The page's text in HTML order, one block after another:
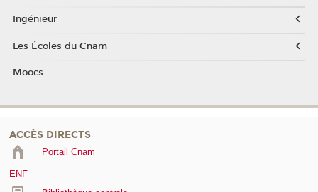
Ingénieur
Les Écoles du Cnam
Moocs
ACCÈS DIRECTS
Portail Cnam
ENF